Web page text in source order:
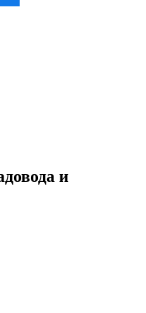
и